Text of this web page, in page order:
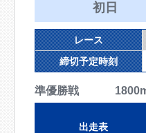
初日
レース
締切予定時刻
準優勝戦
出走表